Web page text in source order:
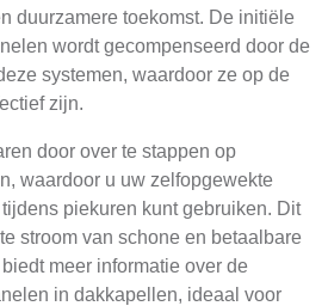
duurzamere toekomst. De initiële
wordt gecompenseerd door de
systemen, waardoor ze op de
zijn.
door over te stappen op
waardoor u uw zelfopgewekte
piekuren kunt gebruiken. Dit
stroom van schone en betaalbare
meer informatie over de
in dakkapellen, ideaal voor